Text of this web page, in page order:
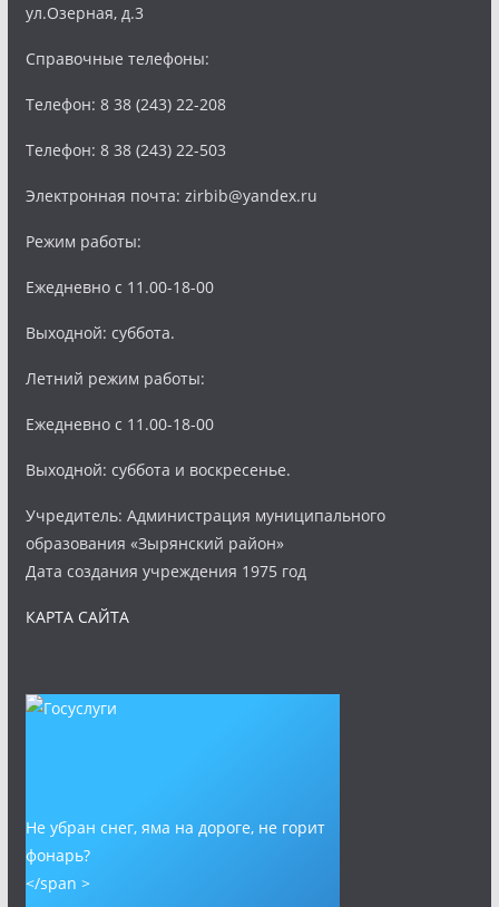
ул.Озерная, д.3
Справочные телефоны:
Телефон: 8 38 (243) 22-208
Телефон: 8 38 (243) 22-503
Электронная почта: zirbib@yandex.ru
Режим работы:
Ежедневно с 11.00-18-00
Выходной: суббота.
Летний режим работы:
Ежедневно с 11.00-18-00
Выходной: суббота и воскресенье.
Учредитель: Администрация муниципального
образования «Зырянский район»
Дата создания учреждения 1975 год
КАРТА САЙТА
Не убран снег, яма на дороге, не горит
фонарь?
</span >